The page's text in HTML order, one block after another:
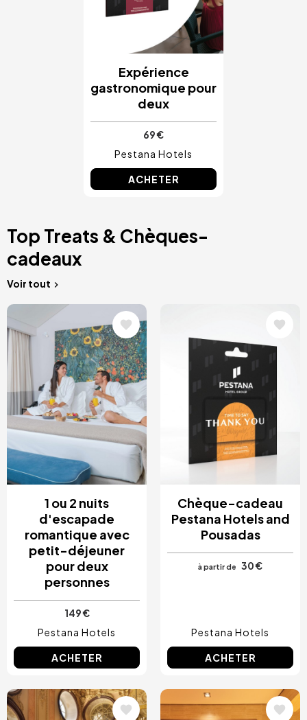
Expérience
gastronomique pour
deux
69 €
Pestana Hotels
ACHETER
Top Treats & Chèques-
cadeaux
Voir tout
Image
1 ou 2 nuits
d'escapade
romantique avec
petit-déjeuner
pour deux
personnes
149 €
Pestana Hotels
ACHETER
Chèque-cadeau
Pestana Hotels and
Pousadas
à partir de 30 €
Pestana Hotels
ACHETER
Image Image